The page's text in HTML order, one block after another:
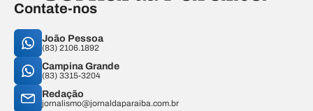
Contate-nos
João Pessoa
(83) 2106.1892
Campina Grande
(83) 3315-3204
Redação
jornalismo@jornaldaparaiba.com.br